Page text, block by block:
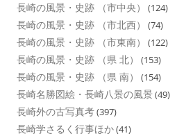
長崎の風景・史跡 （市中央） (124)
長崎の風景・史跡 （市北西） (74)
長崎の風景・史跡 （市東南） (122)
長崎の風景・史跡 （県 北） (153)
長崎の風景・史跡 （県 南） (154)
長崎名勝図絵・長崎八景の風景 (49)
長崎外の古写真考(397)
長崎学さるく行事ほか(41)